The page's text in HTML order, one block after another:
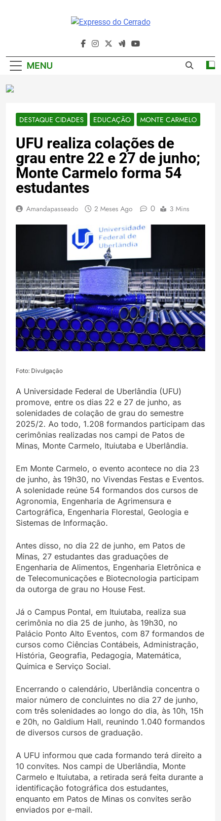
Expresso Do
Cerrado
MENU
DESTAQUE CIDADES EDUCAÇÃO MONTE CARMELO
UFU realiza colações de
grau entre 22 e 27 de junho;
Monte Carmelo forma 54
estudantes
Amandapasseado 2 Meses Ago 0 3 Mins
Foto: Divulgação
A Universidade Federal de Uberlândia (UFU)
promove, entre os dias 22 e 27 de junho, as
solenidades de colação de grau do semestre
2025/2. Ao todo, 1.208 formandos participam das
cerimônias realizadas nos campi de Patos de
Minas, Monte Carmelo, Ituiutaba e Uberlândia.
Em Monte Carmelo, o evento acontece no dia 23
de junho, às 19h30, no Vivendas Festas e Eventos.
A solenidade reúne 54 formandos dos cursos de
Agronomia, Engenharia de Agrimensura e
Cartográfica, Engenharia Florestal, Geologia e
Sistemas de Informação.
Antes disso, no dia 22 de junho, em Patos de
Minas, 27 estudantes das graduações de
Engenharia de Alimentos, Engenharia Eletrônica e
de Telecomunicações e Biotecnologia participam
da outorga de grau no House Fest.
Já o Campus Pontal, em Ituiutaba, realiza sua
cerimônia no dia 25 de junho, às 19h30, no
Palácio Ponto Alto Eventos, com 87 formandos de
cursos como Ciências Contábeis, Administração,
História, Geografia, Pedagogia, Matemática,
Química e Serviço Social.
Encerrando o calendário, Uberlândia concentra o
maior número de concluintes no dia 27 de junho,
com três solenidades ao longo do dia, às 10h, 15h
e 20h, no Galdium Hall, reunindo 1.040 formandos
de diversos cursos de graduação.
A UFU informou que cada formando terá direito a
10 convites. Nos campi de Uberlândia, Monte
Carmelo e Ituiutaba, a retirada será feita durante a
identificação fotográfica dos estudantes,
enquanto em Patos de Minas os convites serão
enviados por e-mail.